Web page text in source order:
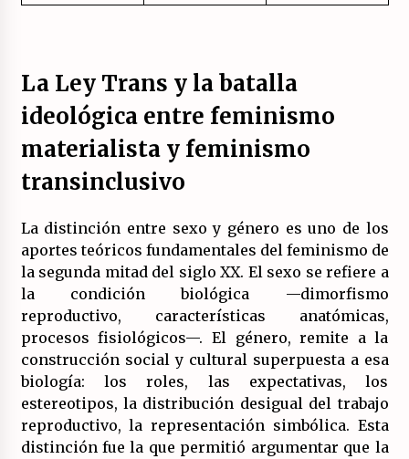
La Ley Trans y la batalla
ideológica entre feminismo
materialista y feminismo
transinclusivo
La distinción entre sexo y género es uno de los
aportes teóricos fundamentales del feminismo de
la segunda mitad del siglo XX. El sexo se refiere a
la condición biológica —dimorfismo
reproductivo, características anatómicas,
procesos fisiológicos—. El género, remite a la
construcción social y cultural superpuesta a esa
biología: los roles, las expectativas, los
estereotipos, la distribución desigual del trabajo
reproductivo, la representación simbólica. Esta
distinción fue la que permitió argumentar que la